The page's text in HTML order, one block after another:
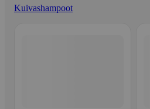
Kuivashampoot